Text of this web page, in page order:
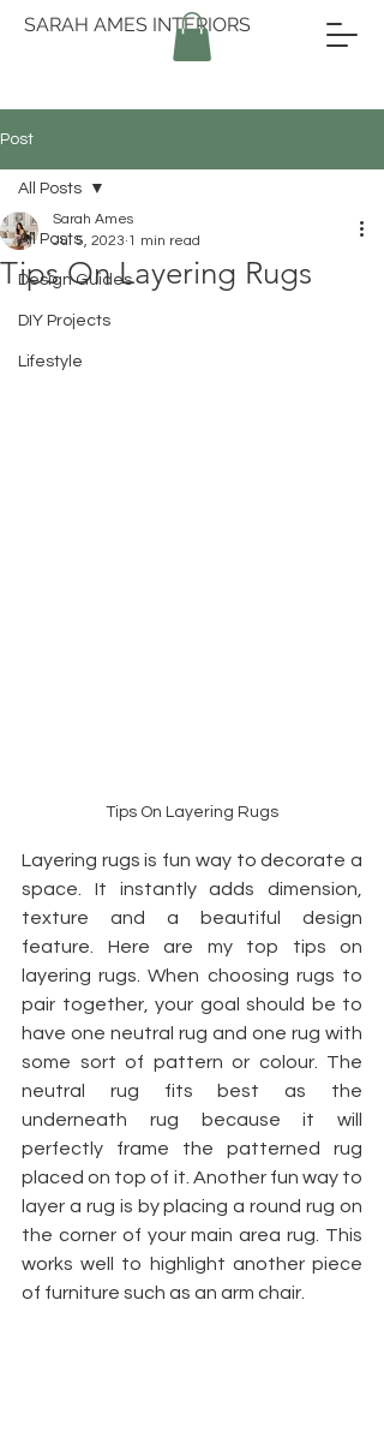
SARAH AMES INTERIORS
Post
All Posts
Design Guides
DIY Projects
Lifestyle
All Posts
Tips On Layering Rugs
Sarah Ames
Jul 5, 2023 1 min read
Tips On Layering Rugs
Layering rugs is fun way to decorate a
space. It instantly adds dimension,
texture and a beautiful design
feature. Here are my top tips on
layering rugs. When choosing rugs to
pair together, your goal should be to
have one neutral rug and one rug with
some sort of pattern or colour. The
neutral rug fits best as the
underneath rug because it will
perfectly frame the patterned rug
placed on top of it. Another fun way to
layer a rug is by placing a round rug on
the corner of your main area rug. This
works well to highlight another piece
of furniture such as an arm chair.